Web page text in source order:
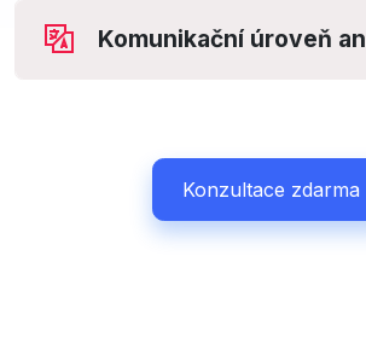
Komunikační úroveň
Konzultace zdarma